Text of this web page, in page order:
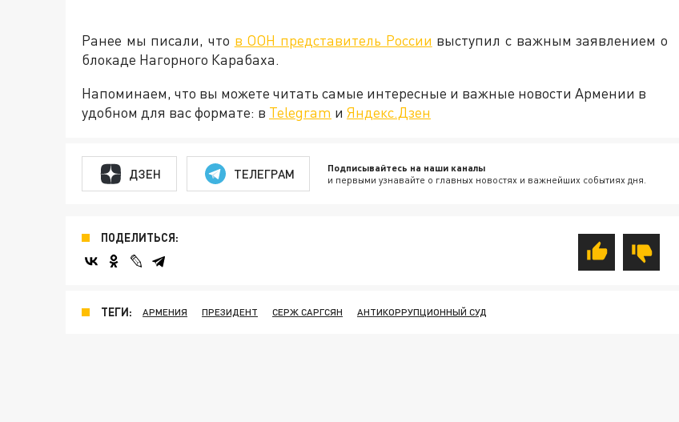
Ранее мы писали, что в ООН представитель России выступил с важным заявлением о
блокаде Нагорного Карабаха.
Напоминаем, что вы можете читать самые интересные и важные новости Армении в
удобном для вас формате: в Telegram и Яндекс.Дзен
ДЗЕН ТЕЛЕГРАМ Подписывайтесь на наши каналы
и первыми узнавайте о главных новостях и важнейших событиях дня.
ПОДЕЛИТЬСЯ:
ТЕГИ: АРМЕНИЯ ПРЕЗИДЕНТ СЕРЖ САРГСЯН АНТИКОРРУПЦИОННЫЙ СУД